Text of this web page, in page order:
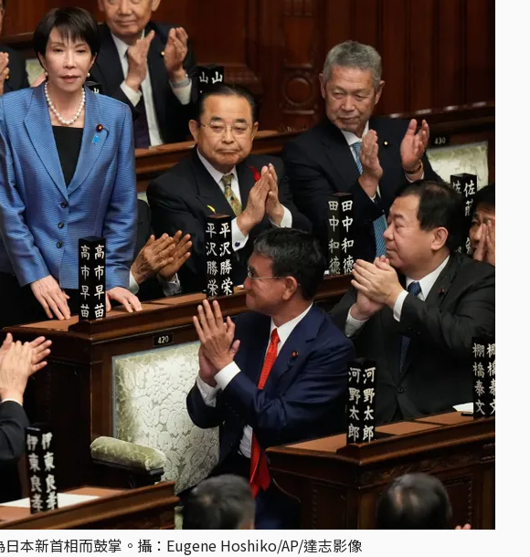
本新首相而鼓掌。攝：Eugene Hoshiko/AP/達志影像